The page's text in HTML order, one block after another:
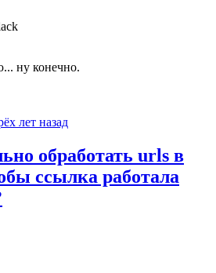
ну конечно.
лет назад
обработать urls в
ссылка работала